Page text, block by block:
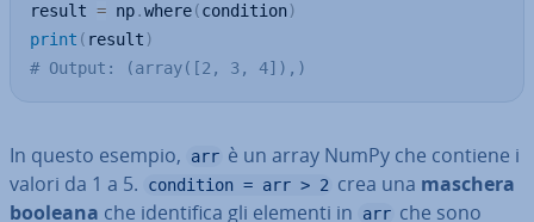
result = np.where(condition)
print ( result )
# Output: (array([2, 3, 4]),)
In questo esempio, arr è un array NumPy che contiene i
valori da 1 a 5.
condition = arr > 2 crea una maschera
booleana che iden­ti­fi­ca gli elementi in arr che sono